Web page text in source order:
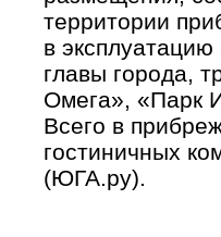
территории
в
главы города,
Омега», «Парк
Всего в
гостиничных
(ЮГА.ру).